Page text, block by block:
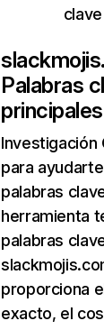
Palabras
principales
Investigación
para
palabras
herramienta
palabras
proporciona
exacto, el